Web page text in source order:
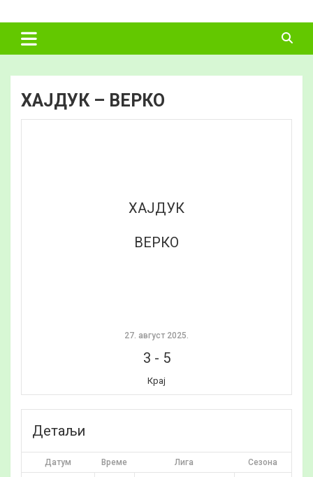
to
content
ФУДБАЛСКИ
САВЕЗ
ВЛАДИМИРЦИ
ХАЈДУК – ВЕРКО
ХАЈДУК
ВЕРКО
27. август 2025.
3 - 5
Крај
Детаљи
Датум Време Лига Сезона